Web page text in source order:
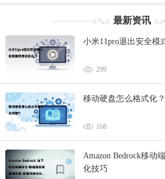
游攻略、礼包码、手游下载等等！最新资讯
小米11pro退出安全模
299
移动硬盘怎么格式化
168
Amazon Bedrock移动
化技巧